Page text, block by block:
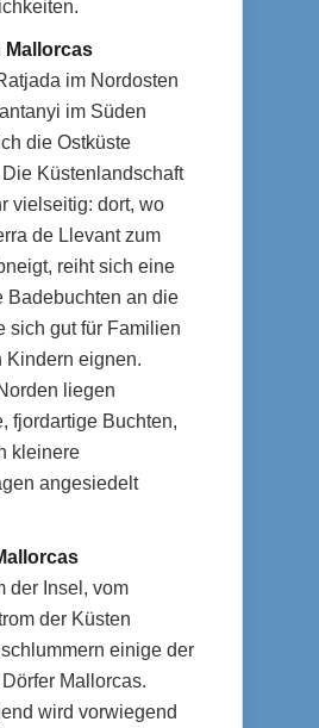
Mallorcas
im Nordosten
im Süden
die Ostküste
Küstenlandschaft
vielseitig: dort, wo
de Llevant zum
reiht sich eine
Badebuchten an die
sich gut für Familien
Kindern eignen.
liegen
fjordartige Buchten,
kleinere
angesiedelt
der Insel, vom
der Küsten
einige der
Mallorcas.
wird vorwiegend